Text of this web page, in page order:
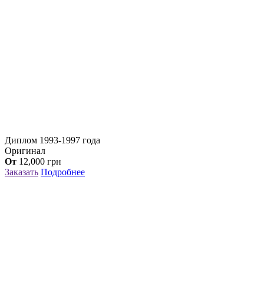
Диплом 1993-1997 года
Оригинал
От 12,000 грн
Заказать Подробнее